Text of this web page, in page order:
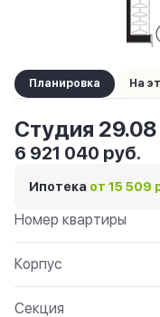
Планировка На
Студия
6 921 040 руб.
Ипотека от 15 509
Номер квартиры
Корпус
Секция